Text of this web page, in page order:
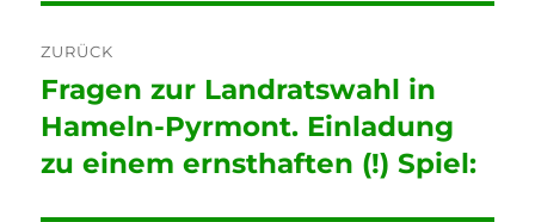
ZURÜCK
Vorheriger
Beitrag:
Fragen zur Landratswahl in
Hameln-Pyrmont. Einladung
zu einem ernsthaften (!) Spiel: